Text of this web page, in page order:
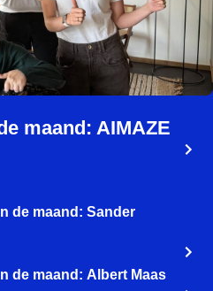
maand: AIMAZE
de maand: Sander
de maand: Albert Maas